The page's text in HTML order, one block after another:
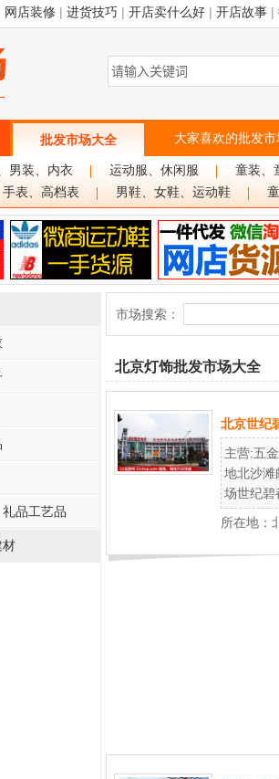
网店装修 | 进货技巧 | 开店卖什么好 | 开店故事 |
批发市场大全 大家喜欢的批发市
男装、内衣 运动服、休闲服 童装、
手表、高档表 男鞋、女鞋、运动鞋
品工艺品
材
市场搜索：
北京灯饰批发市场大全
北京世纪
主营:五
地北沙滩
场世纪碧
所在地：